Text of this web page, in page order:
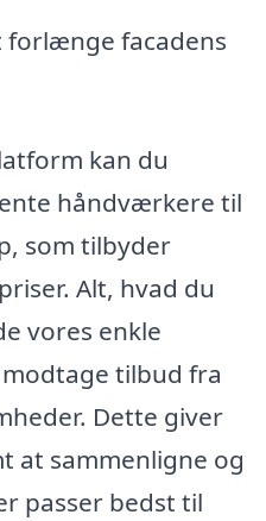
forlænge facadens
kan du
håndværkere til
som tilbyder
Alt, hvad du
vores enkle
tilbud fra
Dette giver
at sammenligne og
passer bedst til